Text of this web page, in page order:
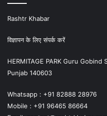
Rashtr Khabar
विज्ञापन के लिए संपर्क करें
HERMITAGE PARK Guru
Punjab 140603
Whatsapp : +91 82888 28976
Mobile : +91 96465 86664